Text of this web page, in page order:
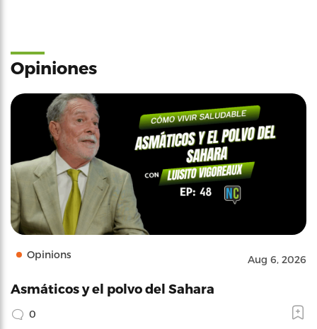
Opiniones
Opinions Aug 6, 2026
Asmáticos y el polvo del Sahara
0